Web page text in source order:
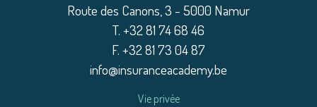
Route des Canons, 3 - 5000 Namur
|
T. +32 81 74 68 46
|
F. +32 81 73 04 87
|
info@insuranceacademy.be
Vie privée